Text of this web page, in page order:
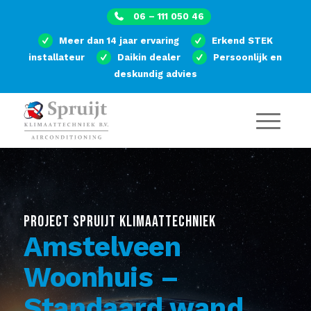
06 – 111 050 46
Meer dan 14 jaar ervaring
Erkend STEK
installateur
Daikin dealer
Persoonlijk en
deskundig advies
PROJECT SPRUIJT KLIMAATTECHNIEK
Amstelveen
Woonhuis –